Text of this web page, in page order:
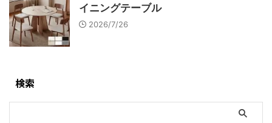
イニングテーブル
2026/7/26
検索